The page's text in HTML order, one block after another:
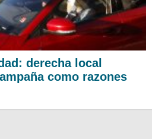
derecha local
como razones